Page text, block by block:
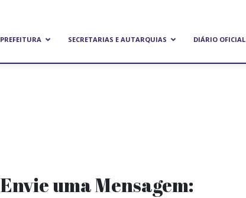
PREFEITURA SECRETARIAS E AUTARQUIAS DIÁRIO OFICIAL
Envie uma Mensagem: